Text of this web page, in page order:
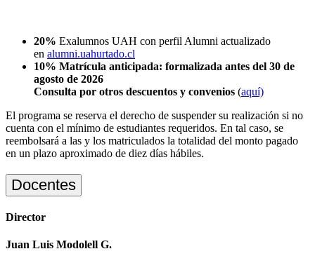
20% Exalumnos UAH con perfil Alumni actualizado
en alumni.uahurtado.cl
10% Matrícula anticipada: formalizada antes del 30 de
agosto de 2026
Consulta por otros descuentos y convenios (aquí)
El programa se reserva el derecho de suspender su realización si no
cuenta con el mínimo de estudiantes requeridos. En tal caso, se
reembolsará a las y los matriculados la totalidad del monto pagado
en un plazo aproximado de diez días hábiles.
Docentes
Director
Juan Luis Modolell G.